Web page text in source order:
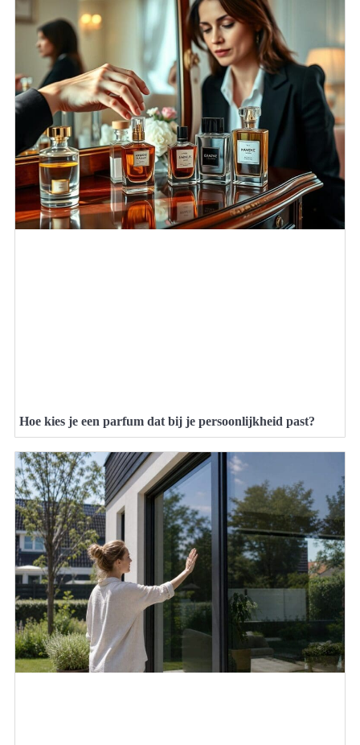
Hoe kies je een parfum dat bij je persoonlijkheid past?